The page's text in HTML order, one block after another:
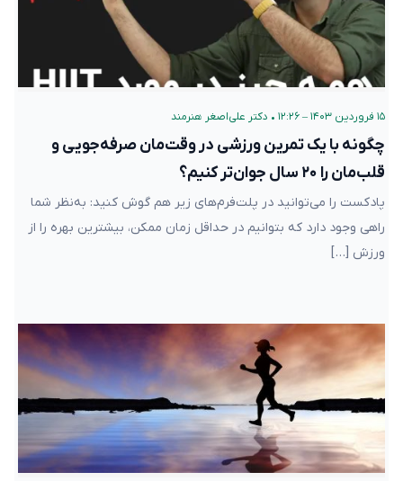
۱۵ فروردین ۱۴۰۳ – ۱۲:۲۶ • دکتر علی‌اصغر هنرمند
چگونه با یک تمرین ورزشی در وقت‌مان صرفه‌جویی و
قلب‌مان را ۲۰ سال جوان‌تر کنیم؟
پادکست را می‌توانید در پلت‌فرم‌های زیر هم گوش کنید: به‌نظر شما
راهی وجود دارد که بتوانیم در حداقل زمان ممکن، بیشترین بهره را از
ورزش […]